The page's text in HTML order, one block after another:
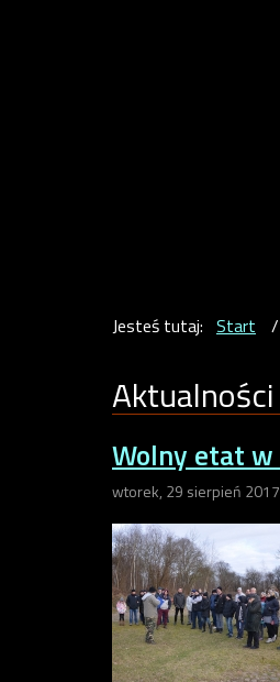
Jesteś tutaj: Start /
Aktualności
Wolny etat
wtorek, 29 sierpień